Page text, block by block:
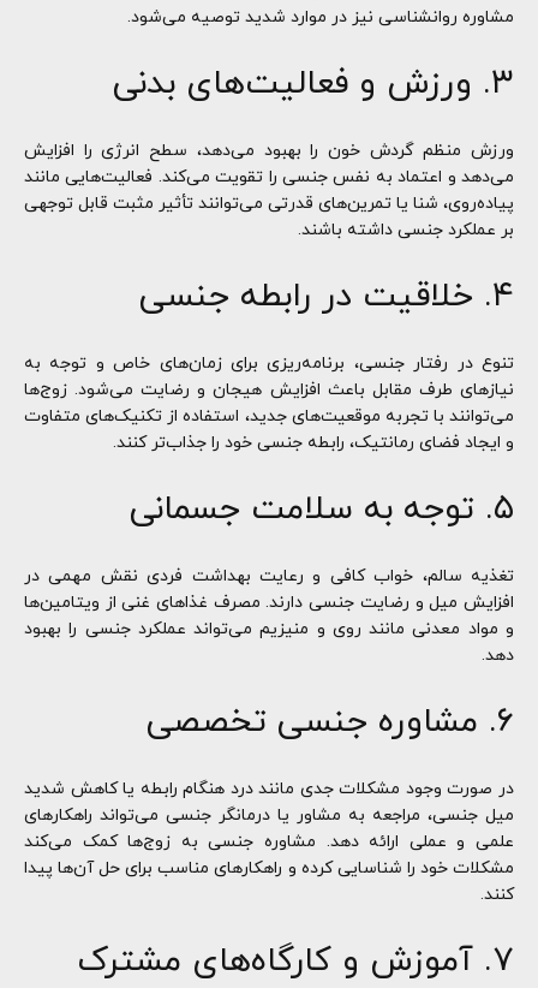
مشاوره روانشناسی نیز در موارد شدید توصیه می‌شود.
۳. ورزش و فعالیت‌های بدنی
ورزش منظم گردش خون را بهبود می‌دهد، سطح انرژی را افزایش
می‌دهد و اعتماد به نفس جنسی را تقویت می‌کند. فعالیت‌هایی مانند
پیاده‌روی، شنا یا تمرین‌های قدرتی می‌توانند تأثیر مثبت قابل توجهی
بر عملکرد جنسی داشته باشند.
۴. خلاقیت در رابطه جنسی
تنوع در رفتار جنسی، برنامه‌ریزی برای زمان‌های خاص و توجه به
نیازهای طرف مقابل باعث افزایش هیجان و رضایت می‌شود. زوج‌ها
می‌توانند با تجربه موقعیت‌های جدید، استفاده از تکنیک‌های متفاوت
و ایجاد فضای رمانتیک، رابطه جنسی خود را جذاب‌تر کنند.
۵. توجه به سلامت جسمانی
تغذیه سالم، خواب کافی و رعایت بهداشت فردی نقش مهمی در
افزایش میل و رضایت جنسی دارند. مصرف غذاهای غنی از ویتامین‌ها
و مواد معدنی مانند روی و منیزیم می‌تواند عملکرد جنسی را بهبود
دهد.
۶. مشاوره جنسی تخصصی
در صورت وجود مشکلات جدی مانند درد هنگام رابطه یا کاهش شدید
میل جنسی، مراجعه به مشاور یا درمانگر جنسی می‌تواند راهکارهای
علمی و عملی ارائه دهد. مشاوره جنسی به زوج‌ها کمک می‌کند
مشکلات خود را شناسایی کرده و راهکارهای مناسب برای حل آن‌ها پیدا
کنند.
۷. آموزش و کارگاه‌های مشترک